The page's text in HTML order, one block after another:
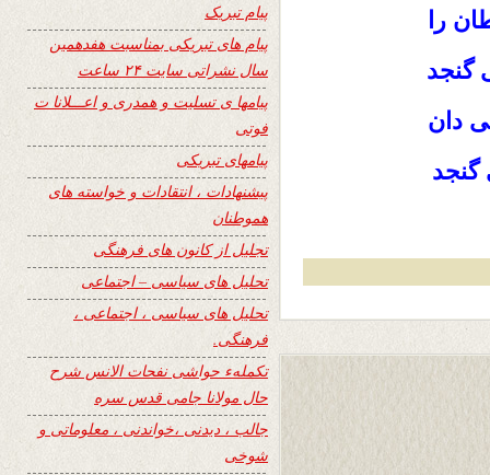
را
گنجد
دان
گنجد
پیام تبریک
پیام های تبریکی بمناسبت هفدهمین
سال نشراتی سایت ۲۴ ساعت
پیامها ی تسلیت و همدری و اعـــلانا ت
فوتی
پیامهای تبریکی
پیشنهادات ، انتقادات و خواسته های
هموطنان
تجلیل از کانون های فرهنگی
تحلیل های سیاسی – اجتماعی
تحلیل های سیاسی ، اجتماعی ،
فرهنگی.
تکملهء حواشی نفحات الانس شرح
حال مولانا جامی قدس سره
جالب ، دیدنی ،خواندنی ، معلوماتی و
شوخی